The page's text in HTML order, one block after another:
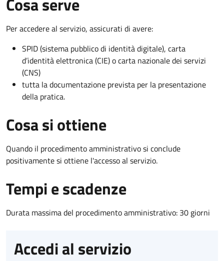
Per accedere al servizio, assicurati di avere:
SPID (sistema pubblico di identità digitale), carta
d’identità elettronica (CIE) o carta nazionale dei servizi
(CNS)
tutta la documentazione prevista per la presentazione
della pratica.
Cosa si ottiene
Quando il procedimento amministrativo si conclude
positivamente si ottiene l'accesso al servizio.
Tempi e scadenze
Durata massima del procedimento amministrativo: 30 giorni
Accedi al servizio